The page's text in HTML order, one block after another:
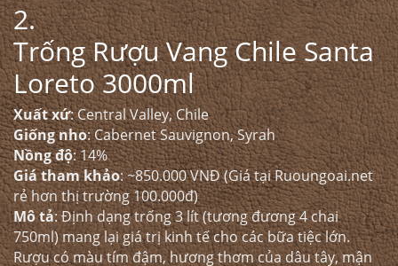
2.
Trống Rượu Vang Chile Santa
Loreto 3000ml
Xuất xứ: Central Valley, Chile
Giống nho: Cabernet Sauvignon, Syrah
Nồng độ: 14%
Giá tham khảo: ~850.000 VNĐ (Giá tại Ruoungoai.net
rẻ hơn thị trường 100.000đ)
Mô tả: Định dạng trống 3 lít (tương đương 4 chai
750ml) mang lại giá trị kinh tế cho các bữa tiệc lớn.
Rượu có màu tím đậm, hương thơm của dâu tây, mận